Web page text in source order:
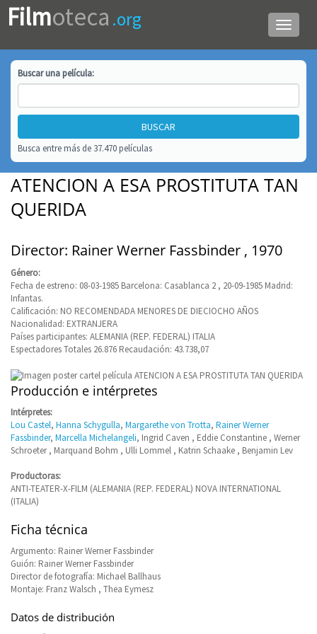
Menú
de
Filmoteca .org
Buscar unapelícula:
Busca entre más de 37.470 películas
ATENCION A ESA PROSTITUTA TAN
QUERIDA
Director: Rainer Werner Fassbinder , 1970
Género:
Fecha de estreno: 08-03-1985 Barcelona: Casablanca 2 , 20-09-1985 Madrid:
Infantas.
Calificación: NO RECOMENDADA MENORES DE DIECIOCHO AÑOS
Nacionalidad: EXTRANJERA
Países participantes: ALEMANIA (REP. FEDERAL) ITALIA
Espectadores Totales 26.876 Recaudación: 43.738,07
Producción e intérpretes
Intérpretes:
Lou Castel, Hanna Schygulla, Margarethe von Trotta, Rainer Werner
Fassbinder, Marcella Michelangeli, Ingrid Caven , Eddie Constantine , Werner
Schroeter , Marquand Bohm , Ulli Lommel , Katrin Schaake , Benjamin Lev
Productoras:
ANTI-TEATER-X-FILM (ALEMANIA (REP. FEDERAL) NOVA INTERNATIONAL
(ITALIA)
Ficha técnica
Argumento: Rainer Werner Fassbinder
Guión: Rainer Werner Fassbinder
Director de fotografía: Michael Ballhaus
Montaje: Franz Walsch , Thea Eymesz
Datos de distribución